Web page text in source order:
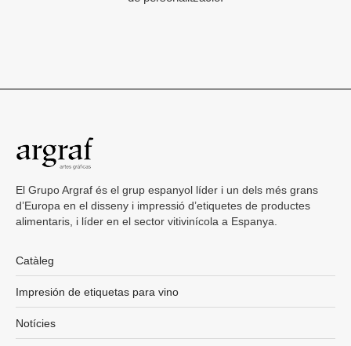
El Grupo Argraf és el grup espanyol líder i un dels més grans
d’Europa en el disseny i impressió d’etiquetes de productes
alimentaris, i líder en el sector vitivinícola a Espanya.
Catàleg
Impresión de etiquetas para vino
Notícies